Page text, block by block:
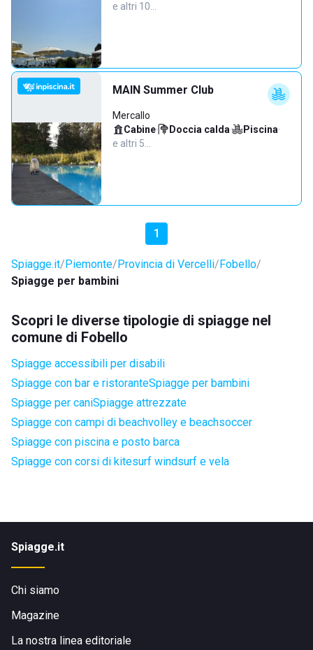
e altri 10…
MAIN Summer Club
Mercallo
Cabine· Doccia calda· Piscina·
e altri 5…
1
Spiagge.it Piemonte Provincia di Vercelli Fobello
Spiagge per bambini
Scopri le diverse tipologie di spiagge nel
comune di Fobello
Spiagge accessibili per disabili
Spiagge con bar e ristoranteSpiagge per bambini
Spiagge per caniSpiagge attrezzate
Spiagge con campi di beachvolley e beachsoccer
Spiagge con piscina e posto barca
Spiagge con corsi di kitesurf windsurf e vela
Spiagge.it
Chi siamo
Magazine
La nostra linea editoriale